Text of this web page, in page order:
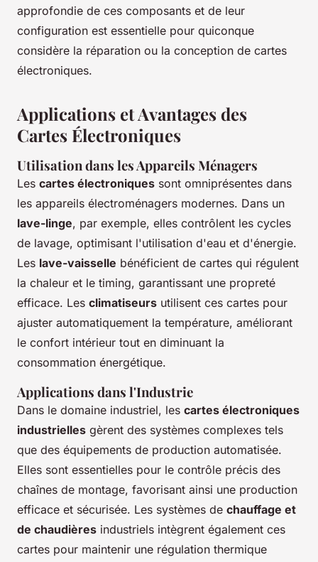
approfondie de ces composants et de leur
configuration est essentielle pour quiconque
considère la réparation ou la conception de cartes
électroniques.
Applications et Avantages des
Cartes Électroniques
Utilisation dans les Appareils Ménagers
Les cartes électroniques sont omniprésentes dans
les appareils électroménagers modernes. Dans un
lave-linge, par exemple, elles contrôlent les cycles
de lavage, optimisant l'utilisation d'eau et d'énergie.
Les lave-vaisselle bénéficient de cartes qui régulent
la chaleur et le timing, garantissant une propreté
efficace. Les climatiseurs utilisent ces cartes pour
ajuster automatiquement la température, améliorant
le confort intérieur tout en diminuant la
consommation énergétique.
Applications dans l'Industrie
Dans le domaine industriel, les cartes électroniques
industrielles gèrent des systèmes complexes tels
que des équipements de production automatisée.
Elles sont essentielles pour le contrôle précis des
chaînes de montage, favorisant ainsi une production
efficace et sécurisée. Les systèmes de chauffage et
de chaudières industriels intègrent également ces
cartes pour maintenir une régulation thermique